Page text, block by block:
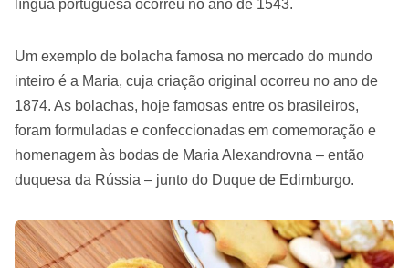
língua portuguesa ocorreu no ano de 1543.
Um exemplo de bolacha famosa no mercado do mundo
inteiro é a Maria, cuja criação original ocorreu no ano de
1874. As bolachas, hoje famosas entre os brasileiros,
foram formuladas e confeccionadas em comemoração e
homenagem às bodas de Maria Alexandrovna – então
duquesa da Rússia – junto do Duque de Edimburgo.